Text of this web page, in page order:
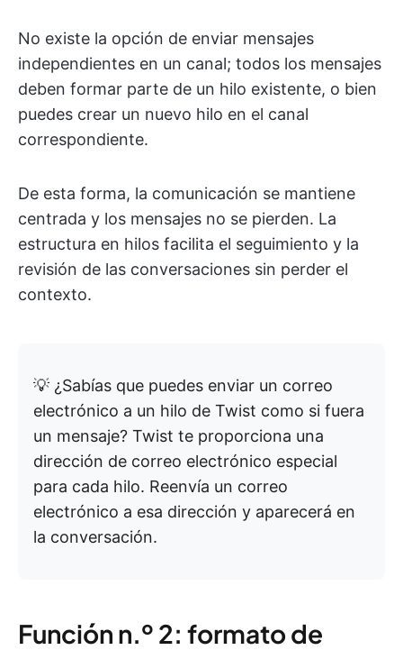
No existe la opción de enviar mensajes
independientes en un canal; todos los mensajes
deben formar parte de un hilo existente, o bien
puedes crear un nuevo hilo en el canal
correspondiente.
De esta forma, la comunicación se mantiene
centrada y los mensajes no se pierden. La
estructura en hilos facilita el seguimiento y la
revisión de las conversaciones sin perder el
contexto.
💡 ¿Sabías que puedes enviar un correo
electrónico a un hilo de Twist como si fuera
un mensaje? Twist te proporciona una
dirección de correo electrónico especial
para cada hilo. Reenvía un correo
electrónico a esa dirección y aparecerá en
la conversación.
Función n.º 2: formato de